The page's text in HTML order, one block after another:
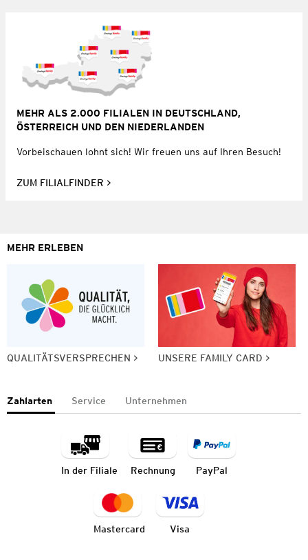
MEHR ALS 2.000 FILIALEN IN DEUTSCHLAND,
ÖSTERREICH UND DEN NIEDERLANDEN
Vorbeischauen lohnt sich! Wir freuen uns auf Ihren Besuch!
ZUM FILIALFINDER
MEHR ERLEBEN
QUALITÄTSVERSPRECHEN UNSERE FAMILY CARD
Zahlarten Service Unternehmen
In der Filiale Rechnung PayPal
Mastercard Visa